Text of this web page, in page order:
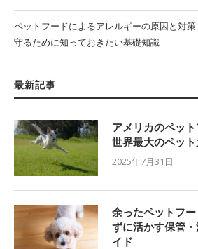
ペットフードによるアレルギーの原因と対
守るために知っておきたい基礎知識
最新記事
アメリカのペッ
世界最大のペッ
2025年7月31日
余ったペットフ
ずに活かす保管
イド